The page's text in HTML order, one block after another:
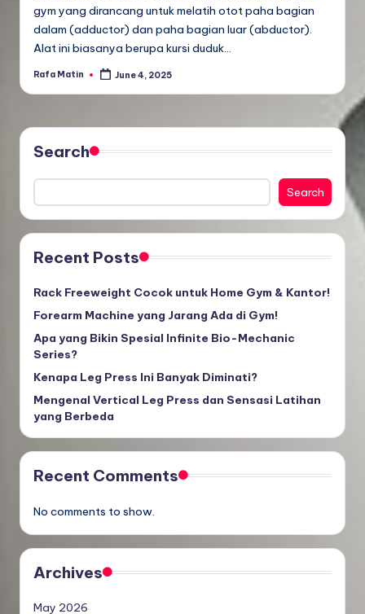
gym yang dirancang untuk melatih otot paha bagian
dalam (adductor) dan paha bagian luar (abductor).
Alat ini biasanya berupa kursi duduk…
Posted
Rafa Matin June 4, 2025
Search
Search
Recent Posts
Rack Freeweight Cocok untuk Home Gym & Kantor!
Forearm Machine yang Jarang Ada di Gym!
Apa yang Bikin Spesial Infinite Bio-Mechanic
Series?
Kenapa Leg Press Ini Banyak Diminati?
Mengenal Vertical Leg Press dan Sensasi Latihan
yang Berbeda
Recent Comments
No comments to show.
Archives
May 2026